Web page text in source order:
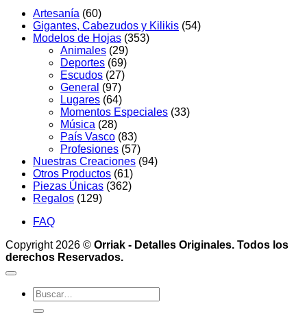
Artesanía (60)
Gigantes, Cabezudos y Kilikis (54)
Modelos de Hojas (353)
Animales (29)
Deportes (69)
Escudos (27)
General (97)
Lugares (64)
Momentos Especiales (33)
Música (28)
País Vasco (83)
Profesiones (57)
Nuestras Creaciones (94)
Otros Productos (61)
Piezas Únicas (362)
Regalos (129)
FAQ
Copyright 2026 © Orriak - Detalles Originales. Todos los
derechos Reservados.
Buscar
por: